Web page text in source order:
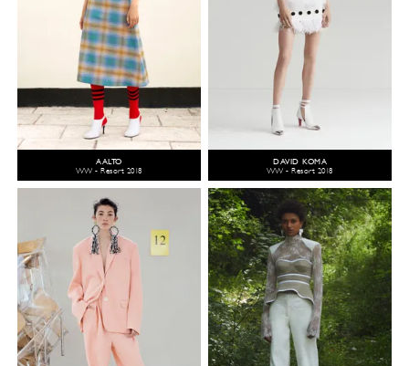
AALTO
WW - Resort 2018
DAVID KOMA
WW - Resort 2018